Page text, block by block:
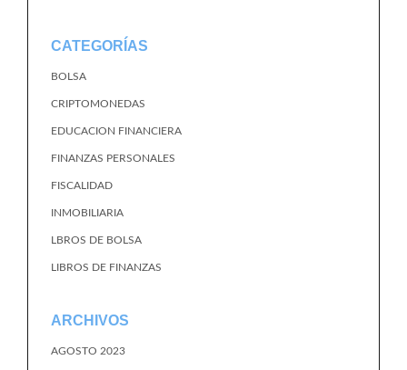
CATEGORÍAS
BOLSA
CRIPTOMONEDAS
EDUCACION FINANCIERA
FINANZAS PERSONALES
FISCALIDAD
INMOBILIARIA
LBROS DE BOLSA
LIBROS DE FINANZAS
ARCHIVOS
AGOSTO 2023